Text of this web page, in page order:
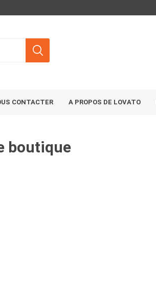
CONTACTER A PROPOS DE LOVATO
boutique